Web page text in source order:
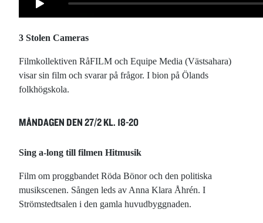
3 Stolen Cameras
Filmkollektiven RåFILM och Equipe Media (Västsahara)
visar sin film och svarar på frågor. I bion på Ölands
folkhögskola.
MÅNDAGEN DEN 27/2 KL. 18-20
Sing a-long till filmen Hitmusik
Film om proggbandet Röda Bönor och den politiska
musikscenen. Sången leds av Anna Klara Åhrén. I
Strömstedtsalen i den gamla huvudbyggnaden.